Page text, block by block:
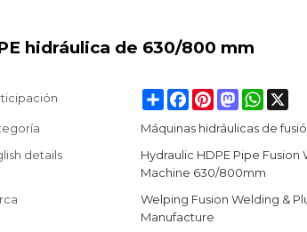
hidráulica de 630/800 mm
ShareFacebook
PinterestMastodon
Máquinas hidráulicas de
details
Hydraulic HDPE Pipe Fusion
Machine 630/800mm
Welping Fusion Welding &
Manufacture